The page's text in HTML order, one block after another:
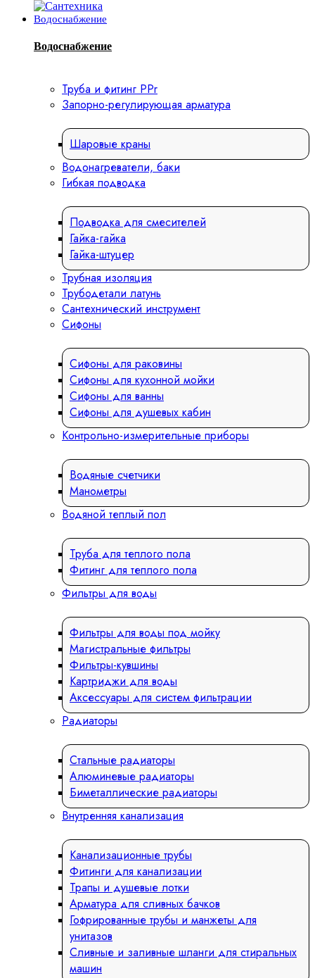
Водоснабжение
Водоснабжение
Труба и фитинг PPr
Запорно-регулирующая арматура
Шаровые краны
Водонагреватели, баки
Гибкая подводка
Подводка для смесителей
Гайка-гайка
Гайка-штуцер
Трубная изоляция
Трубодетали латунь
Сантехнический инструмент
Сифоны
Сифоны для раковины
Сифоны для кухонной мойки
Сифоны для ванны
Сифоны для душевых кабин
Контрольно-измерительные приборы
Водяные счетчики
Манометры
Водяной теплый пол
Труба для теплого пола
Фитинг для теплого пола
Фильтры для воды
Фильтры для воды под мойку
Магистральные фильтры
Фильтры-кувшины
Картриджи для воды
Аксессуары для систем фильтрации
Радиаторы
Стальные радиаторы
Алюминевые радиаторы
Биметаллические радиаторы
Внутренняя канализация
Канализационные трубы
Фитинги для канализации
Трапы и душевые лотки
Арматура для сливных бачков
Гофрированные трубы и манжеты для
унитазов
Сливные и заливные шланги для стиральных
машин